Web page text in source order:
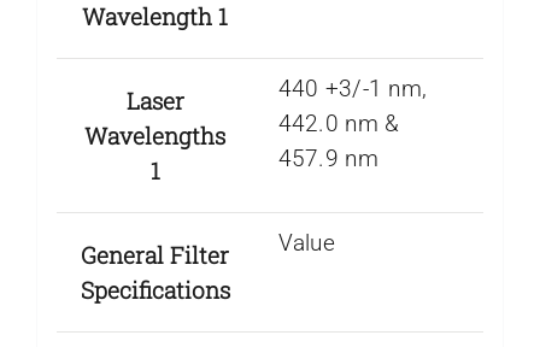
Wavelength 1
Laser
Wavelengths
1
440 +3/-1 nm,
442.0 nm &
457.9 nm
General Filter
Specifications
Value